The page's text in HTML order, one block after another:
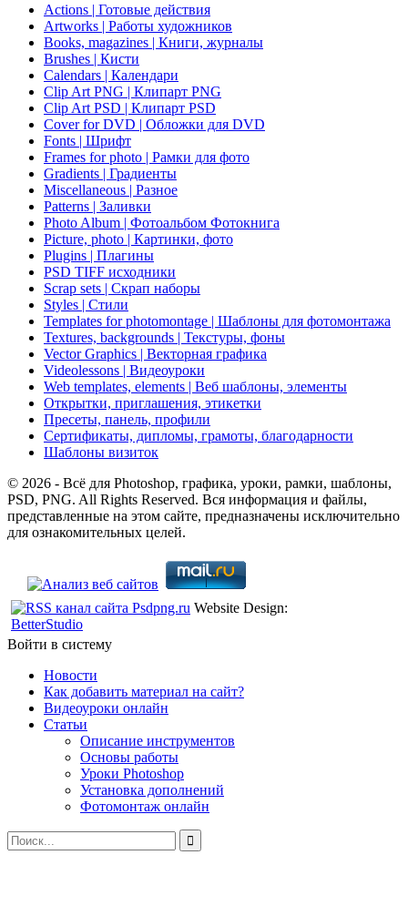
Actions | Готовые действия
Artworks | Работы художников
Books, magazines | Книги, журналы
Brushes | Кисти
Calendars | Календари
Clip Art PNG | Клипарт PNG
Clip Art PSD | Клипарт PSD
Cover for DVD | Обложки для DVD
Fonts | Шрифт
Frames for photo | Рамки для фото
Gradients | Градиенты
Miscellaneous | Разное
Patterns | Заливки
Photo Album | Фотоальбом Фотокнига
Picture, photo | Картинки, фото
Plugins | Плагины
PSD TIFF исходники
Scrap sets | Скрап наборы
Styles | Стили
Templates for photomontage | Шаблоны для фотомонтажа
Textures, backgrounds | Текстуры, фоны
Vector Graphics | Векторная графика
Videolessons | Видеоуроки
Web templates, elements | Веб шаблоны, элементы
Открытки, приглашения, этикетки
Пресеты, панель, профили
Сертификаты, дипломы, грамоты, благодарности
Шаблоны визиток
© 2026 - Всё для Photoshop, графика, уроки, рамки, шаблоны,
PSD, PNG. All Rights Reserved. Вся информация и файлы,
представленные на этом сайте, предназначены исключительно
для ознакомительных целей.
Website Design:
BetterStudio
Войти в систему
Новости
Как добавить материал на сайт?
Видеоуроки онлайн
Статьи
Описание инструментов
Основы работы
Уроки Photoshop
Установка дополнений
Фотомонтаж онлайн